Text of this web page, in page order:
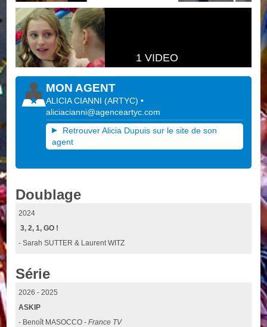
1 VIDEO
MON AGENT
ALICIA CIANNI (ARTYC)•
aliciacianni@agenceartyc.com
Retrouver Alicia Dupuis sur le site de son
agent
Doublage
2024
3, 2, 1, GO !
- Sarah SUTTER & Laurent WITZ
Série
2026 - 2025
ASKIP
- Benoît MASOCCO -France TV